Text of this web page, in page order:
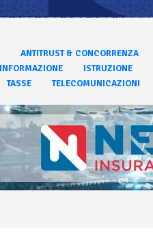
ANTITRUST & CONCORRENZA
INFORMAZIONE ISTRUZIONE
TASSE TELECOMUNICAZIONI